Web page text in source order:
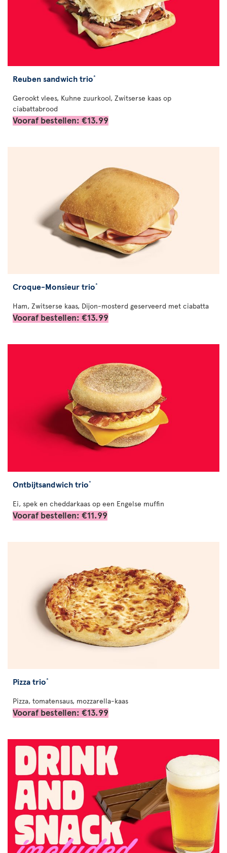
Reuben sandwich trio*
Gerookt vlees, Kuhne zuurkool, Zwitserse kaas op
ciabattabrood
Vooraf bestellen: €13.99
Croque-Monsieur trio*
Ham, Zwitserse kaas, Dijon-mosterd geserveerd met ciabatta
Vooraf bestellen: €13.99
Ontbijtsandwich trio*
Ei, spek en cheddarkaas op een Engelse muffin
Vooraf bestellen: €11.99
Pizza trio*
Pizza, tomatensaus, mozzarella-kaas
Vooraf bestellen: €13.99